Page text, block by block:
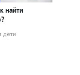
найти
дети